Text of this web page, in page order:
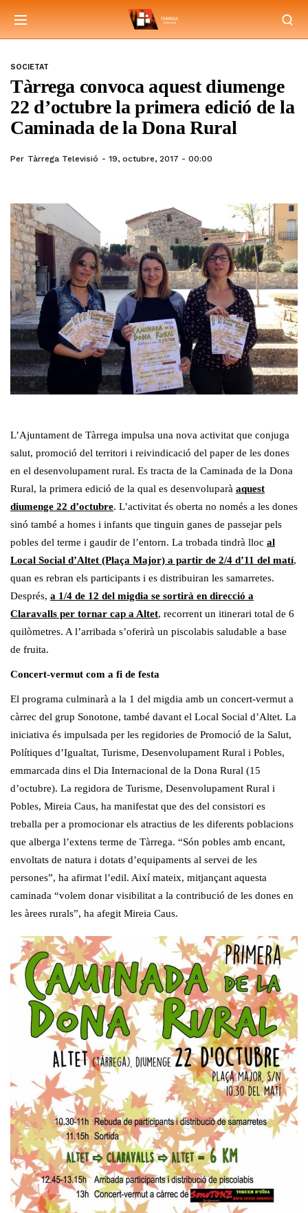
SOCIETAT
Tàrrega convoca aquest diumenge
22 d’octubre la primera edició de la
Caminada de la Dona Rural
Per Tàrrega Televisió 19, octubre, 2017 - 00:00
L’Ajuntament de Tàrrega impulsa una nova activitat que conjuga
salut, promoció del territori i reivindicació del paper de les dones
en el desenvolupament rural. Es tracta de la Caminada de la Dona
Rural, la primera edició de la qual es desenvoluparà aquest
diumenge 22 d’octubre. L’activitat és oberta no només a les dones
sinó també a homes i infants que tinguin ganes de passejar pels
pobles del terme i gaudir de l’entorn. La trobada tindrà lloc al
Local Social d’Altet (Plaça Major) a partir de 2/4 d’11 del matí,
quan es rebran els participants i es distribuiran les samarretes.
Després, a 1/4 de 12 del migdia se sortirà en direcció a
Claravalls per tornar cap a Altet, recorrent un itinerari total de 6
quilòmetres. A l’arribada s’oferirà un piscolabis saludable a base
de fruita.
Concert-vermut com a fi de festa
El programa culminarà a la 1 del migdia amb un concert-vermut a
càrrec del grup Sonotone, també davant el Local Social d’Altet. La
iniciativa és impulsada per les regidories de Promoció de la Salut,
Polítiques d’Igualtat, Turisme, Desenvolupament Rural i Pobles,
emmarcada dins el Dia Internacional de la Dona Rural (15
d’octubre). La regidora de Turisme, Desenvolupament Rural i
Pobles, Mireia Caus, ha manifestat que des del consistori es
treballa per a promocionar els atractius de les diferents poblacions
que alberga l’extens terme de Tàrrega. “Són pobles amb encant,
envoltats de natura i dotats d’equipaments al servei de les
persones”, ha afirmat l’edil. Així mateix, mitjançant aquesta
caminada “volem donar visibilitat a la contribució de les dones en
les àrees rurals”, ha afegit Mireia Caus.